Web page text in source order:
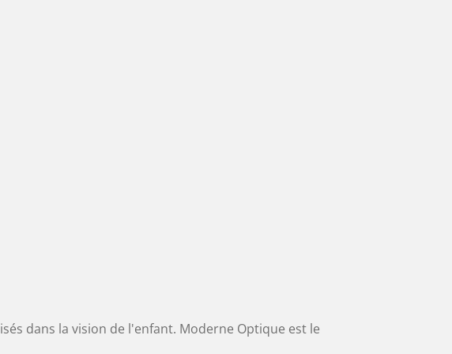
dans la vision de l'enfant. Moderne Optique est le